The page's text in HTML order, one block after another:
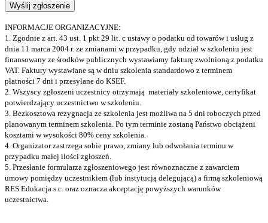
INFORMACJE ORGANIZACYJNE:
1. Zgodnie z art. 43 ust. 1 pkt 29 lit. c ustawy o podatku od towarów i usług z
dnia 11 marca 2004 r. ze zmianami w przypadku, gdy udział w szkoleniu jest
finansowany ze środków publicznych wystawiamy fakturę zwolnioną z podatku
VAT. Faktury wystawiane są w dniu szkolenia standardowo z terminem
płatności 7 dni i przesyłane do KSEF.
2. Wszyscy zgłoszeni uczestnicy otrzymają materiały szkoleniowe, certyfikat
potwierdzający uczestnictwo w szkoleniu.
3. Bezkosztowa rezygnacja ze szkolenia jest możliwa na 5 dni roboczych przed
planowanym terminem szkolenia. Po tym terminie zostaną Państwo obciążeni
kosztami w wysokości 80% ceny szkolenia.
4. Organizator zastrzega sobie prawo, zmiany lub odwołania terminu w
przypadku małej ilości zgłoszeń.
5. Przesłanie formularza zgłoszeniowego jest równoznaczne z zawarciem
umowy pomiędzy uczestnikiem (lub instytucją delegującą) a firmą szkoleniową
RES Edukacja s.c. oraz oznacza akceptację powyższych warunków
uczestnictwa.